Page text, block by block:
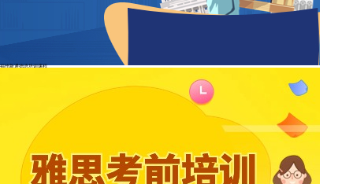
福州新通德语培训课程